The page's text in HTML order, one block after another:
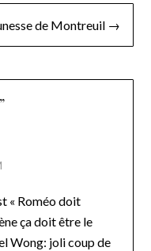
de Montreuil →
« Roméo doit
ça doit être le
Wong: joli coup de